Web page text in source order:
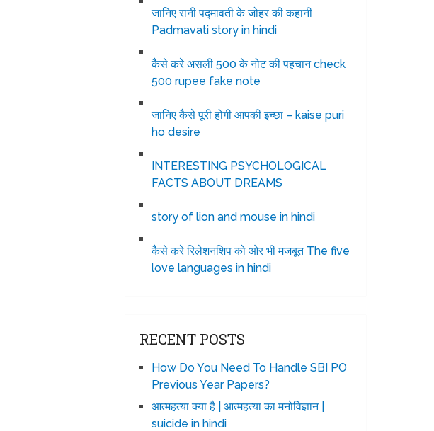
जानिए रानी पद्मावती के जोहर की कहानी
Padmavati story in hindi
कैसे करे असली 500 के नोट की पहचान check
500 rupee fake note
जानिए कैसे पूरी होगी आपकी इच्छा – kaise puri
ho desire
INTERESTING PSYCHOLOGICAL
FACTS ABOUT DREAMS
story of lion and mouse in hindi
कैसे करे रिलेशनशिप को ओर भी मजबूत The five
love languages in hindi
RECENT POSTS
How Do You Need To Handle SBI PO
Previous Year Papers?
आत्महत्या क्या है | आत्महत्या का मनोविज्ञान |
suicide in hindi